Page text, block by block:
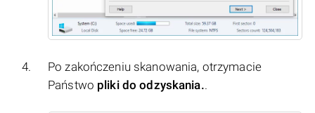
Po zakończeniu skanowania, otrzymacie
Państwo pliki do odzyskania..